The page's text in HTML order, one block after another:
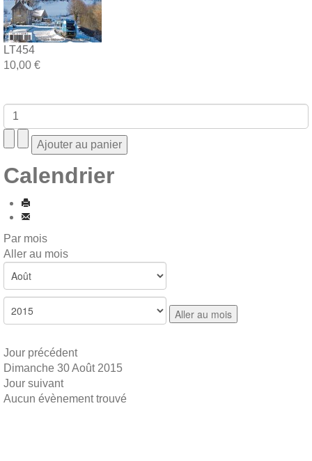
LT454
10,00 €
Calendrier
Par mois
Aller au mois
Aller au mois
Jour précédent
Dimanche 30 Août 2015
Jour suivant
Aucun évènement trouvé